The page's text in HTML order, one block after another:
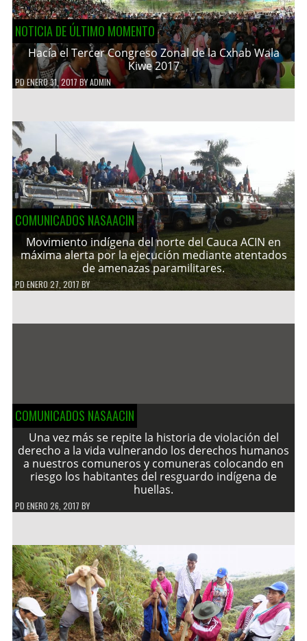
NOTICIA DE ÚLTIMO MOMENTO
Hacía el Tercer Congreso Zonal de la Cxhab Wala
Kiwe 2017
PDENERO 31, 2017 BYADMIN
COMUNICADOS NASAACIN
Movimiento indígena del norte del Cauca ACIN en
máxima alerta por la ejecución mediante atentados
de amenazas paramilitares.
PDENERO 27, 2017 BY
COMUNICADOS NASAACIN
Una vez más se repite la historia de violación del
derecho a la vida vulnerando los derechos humanos
a nuestros comuneros y comuneras colocando en
riesgo los habitantes del resguardo indígena de
huellas.
PD ENERO 26, 2017 BY